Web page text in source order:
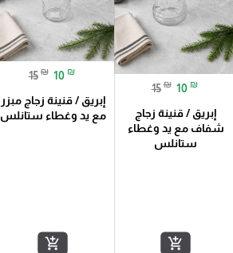
15 ₪ 10 ₪
إبريق / قنينة زجاج
شفاف مع يد وغطاء
ستانلس
add_shopping_cart
15 ₪ 10 ₪
إبريق / قنينة زجاج مبزر
مع يد وغطاء ستانلس
add_shopping_cart